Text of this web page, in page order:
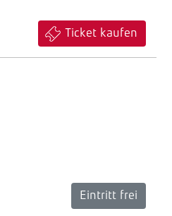
Ticket kaufen
Eintritt frei